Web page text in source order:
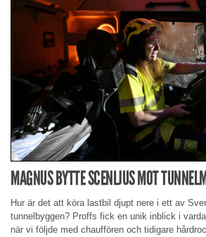
MAGNUS BYTTE SCENLJUS MOT
Hur är det att köra lastbil djupt nere i ett av
tunnelbyggen? Proffs fick en unik inblick i
när vi följde med chauffören och tidigare